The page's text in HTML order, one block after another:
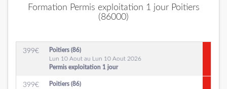
Formation Permis exploitation 1 jour Poitiers
(86000)
399€
Poitiers (86)
Lun 10 Aout au Lun 10 Aout 2026
Permis exploitation 1 jour
399€
Poitiers (86)